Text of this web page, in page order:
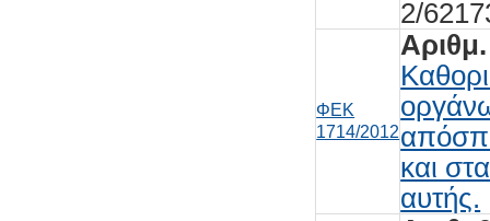
2/
ΦΕΚ
1714/2012
και
αυτής.